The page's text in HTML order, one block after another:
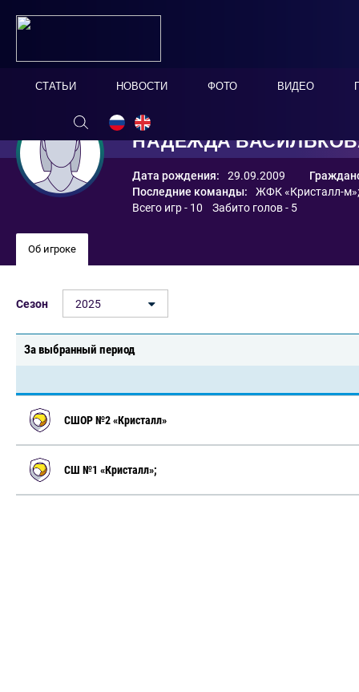
СТАТЬИ НОВОСТИ ФОТО ВИДЕО
НАДЕЖДА
Дата рождения: 29.09.2009
Последние команды:
ЖФК «Кристалл-м»
Всего игр - 10 Забито голов - 5
Об игроке
Сезон 2025
За выбранный период
СШОР №2 «Кристалл»
СШ №1 «Кристалл»;